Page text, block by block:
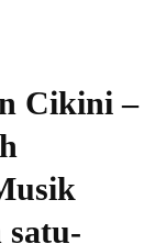
Cikini –